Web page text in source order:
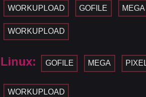
WORKUPLOAD GOFILE MEGA
WORKUPLOAD
Linux: GOFILE MEGA
WORKUPLOAD